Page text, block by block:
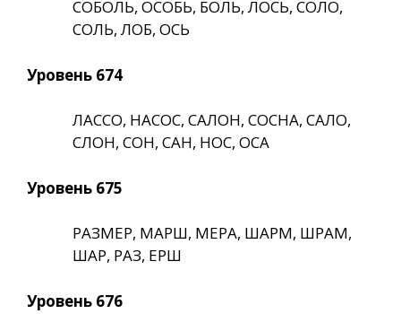
СОБОЛЬ, ОСОБЬ, БОЛЬ, ЛОСЬ, СОЛО,
СОЛЬ, ЛОБ, ОСЬ
Уровень 674
ЛАССО, НАСОС, САЛОН, СОСНА, САЛО,
СЛОН, СОН, САН, НОС, ОСА
Уровень 675
РАЗМЕР, МАРШ, МЕРА, ШАРМ, ШРАМ,
ШАР, РАЗ, ЕРШ
Уровень 676